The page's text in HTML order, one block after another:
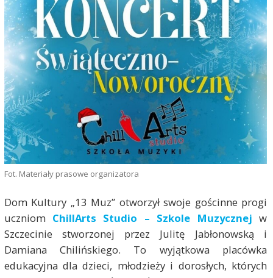
Fot. Materiały prasowe organizatora
Dom Kultury „13 Muz” otworzył swoje gościnne progi
uczniom ChillArts Studio – Szkole Muzycznej w
Szczecinie stworzonej przez Julitę Jabłonowską i
Damiana Chilińskiego. To wyjątkowa placówka
edukacyjna dla dzieci, młodzieży i dorosłych, których